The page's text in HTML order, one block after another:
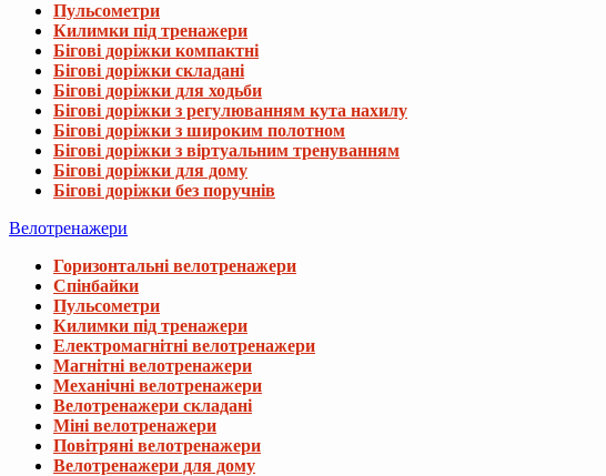
Пульсометри
Килимки під тренажери
Бігові доріжки компактні
Бігові доріжки складані
Бігові доріжки для ходьби
Бігові доріжки з регулюванням кута нахилу
Бігові доріжки з широким полотном
Бігові доріжки з віртуальним тренуванням
Бігові доріжки для дому
Бігові доріжки без поручнів
Велотренажери
Горизонтальні велотренажери
Спінбайки
Пульсометри
Килимки під тренажери
Електромагнітні велотренажери
Магнітні велотренажери
Механічні велотренажери
Велотренажери складані
Міні велотренажери
Повітряні велотренажери
Велотренажери для дому